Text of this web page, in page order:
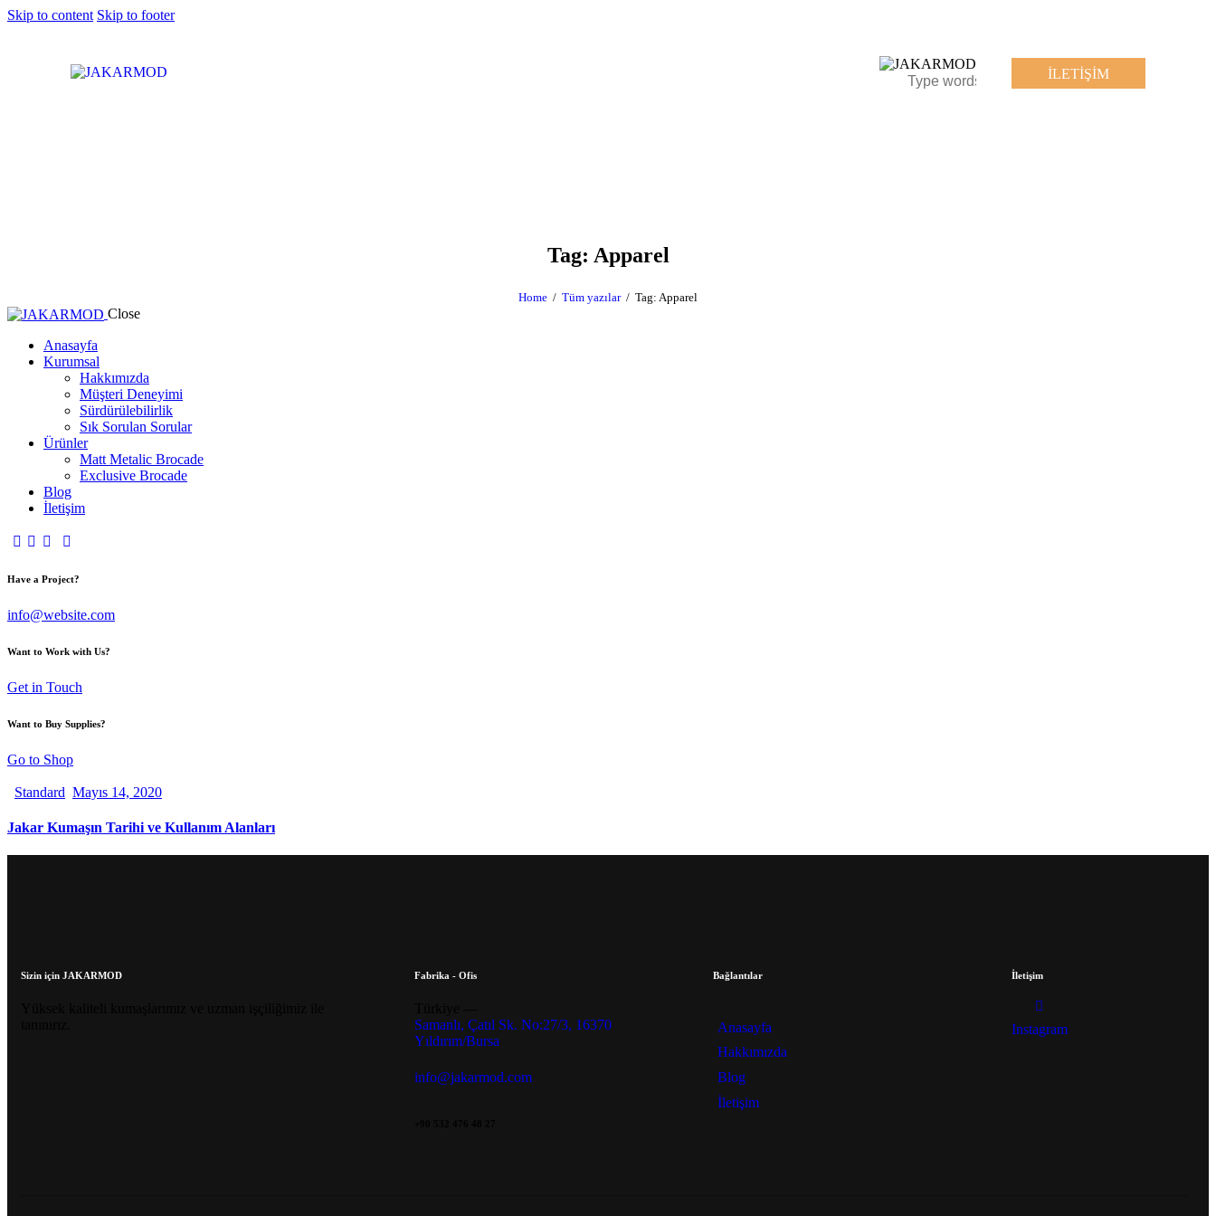
Skip to content Skip to footer
İLETIŞIM
Tag: Apparel
Home Tüm yazılar Tag: Apparel
Close
Anasayfa
Kurumsal
Hakkımızda
Müşteri Deneyimi
Sürdürülebilirlik
Sık Sorulan Sorular
Ürünler
Matt Metalic Brocade
Exclusive Brocade
Blog
İletişim
Have a Project?
info@website.com
Want to Work with Us?
Get in Touch
Want to Buy Supplies?
Go to Shop
Standard Mayıs 14, 2020
Jakar Kumaşın Tarihi ve Kullanım Alanları
Sizin için JAKARMOD Fabrika - Ofis
Samanlı, Çatıl Sk. No:27/3, 16370
Yıldırım/Bursa
info@jakarmod.com
Bağlantılar
Anasayfa
Hakkımızda
Blog
İletişim
İletişim
Instagram